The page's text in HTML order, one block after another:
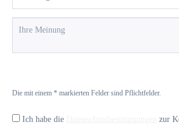
Die mit einem * markierten Felder sind Pflichtfelder.
Ich habe die zur